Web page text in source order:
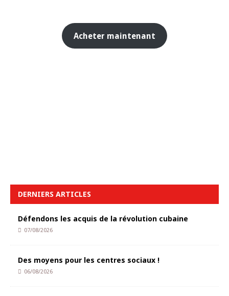
Acheter maintenant
DERNIERS ARTICLES
Défendons les acquis de la révolution cubaine
07/08/2026
Des moyens pour les centres sociaux !
06/08/2026